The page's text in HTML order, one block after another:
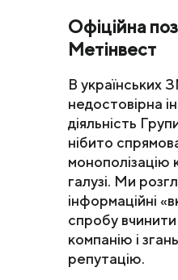
Офіційна
Метінвест
В українських
недостовірна
діяльність
нібито
монополізацію
галузі. Ми
інформаційні
спробу
компанію і
репутацію.